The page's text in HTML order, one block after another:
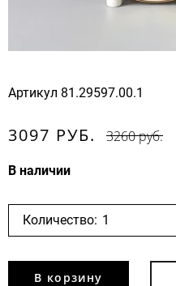
Артикул 81.29597.00.1
3097 РУБ. 3260 руб.
В наличии
Количество:
В корзину